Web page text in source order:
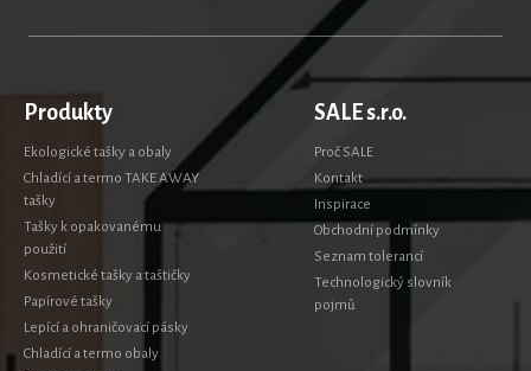
Produkty
Ekologické tašky a obaly
Chladící a termo TAKE AWAY
tašky
Tašky k opakovanému
použití
Kosmetické tašky a taštičky
Papírové tašky
Lepící a ohraničovací pásky
Chladící a termo obaly
SALE s.r.o.
Proč SALE
Kontakt
Inspirace
Obchodní podmínky
Seznam tolerancí
Technologický slovník
pojmů